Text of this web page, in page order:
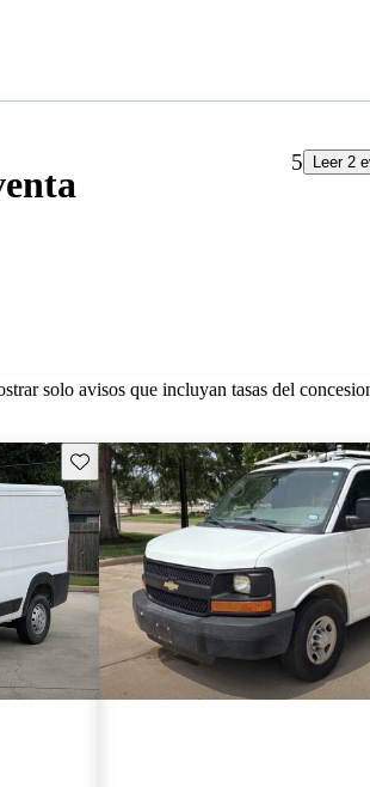
5
Leer 2
solo avisos que incluyan tasas del
Guarda este Aviso